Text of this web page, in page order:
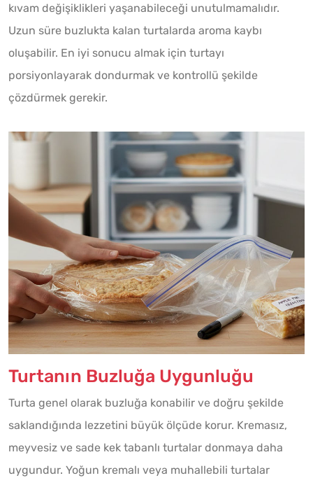
kıvam değişiklikleri yaşanabileceği unutulmamalıdır.
Uzun süre buzlukta kalan turtalarda aroma kaybı
oluşabilir. En iyi sonucu almak için turtayı
porsiyonlayarak dondurmak ve kontrollü şekilde
çözdürmek gerekir.
Turtanın Buzluğa Uygunluğu
Turta genel olarak buzluğa konabilir ve doğru şekilde
saklandığında lezzetini büyük ölçüde korur. Kremasız,
meyvesiz ve sade kek tabanlı turtalar donmaya daha
uygundur. Yoğun kremalı veya muhallebili turtalar